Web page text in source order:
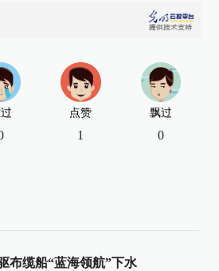
点赞
1
飘过
0
布缆船“蓝海领航”下水